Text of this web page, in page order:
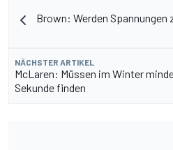
Brown: Werden
NÄCHSTER ARTIKEL
McLaren: Müssen im Winter
Sekunde finden